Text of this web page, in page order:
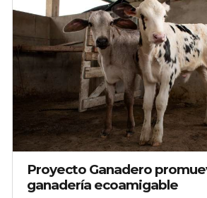
Proyecto Ganadero
ganadería ecoamigable